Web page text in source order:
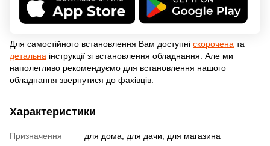
Для самостійного встановлення Вам доступні скорочена та
детальна інструкції зі встановлення обладнання. Але ми
наполегливо рекомендуємо для встановлення нашого
обладнання звернутися до фахівців.
Характеристики
Призначення
для дома, для дачи, для магазина